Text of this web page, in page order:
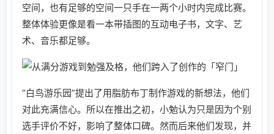
空间，也有足够的空间一只手在一两个小时内完成比赛。
整体体验更像是看一本带插图的互动电子书，文字、艺
术、音乐都足够。
“白鸟游乐园”提出了用脂肪布丁制作游戏的新想法，他们
对此充满信心。所以在推出之初，小勉认为只是因为个别
选手评价不好，影响了整体口碑。然而后来他们发现，并